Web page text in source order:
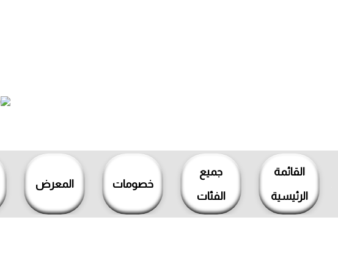
القائمة
الرئيسية
جميع
الفئات
خصومات المعرض
المحتوى